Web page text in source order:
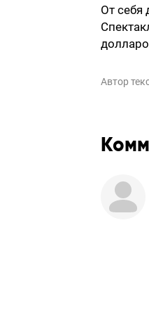
От себя
Автор